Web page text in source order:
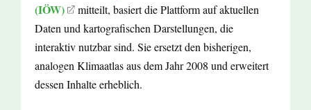
(IÖW)
mitteilt, basiert die Plattform auf aktuellen
Daten und kartografischen Darstellungen, die
interaktiv nutzbar sind. Sie ersetzt den bisherigen,
analogen Klimaatlas aus dem Jahr 2008 und erweitert
dessen Inhalte erheblich.